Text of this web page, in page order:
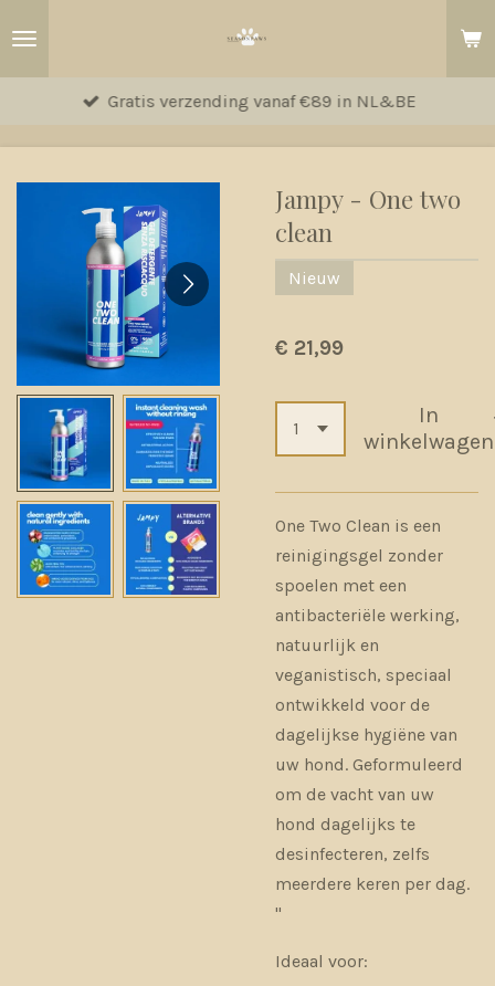
hoofdinhoud
Gratis verzending vanaf €89 in NL&BE
Jampy - One two
clean
Nieuw
€ 21,99
In
winkelwagen
One Two Clean is een
reinigingsgel zonder
spoelen met een
antibacteriële werking,
natuurlijk en
veganistisch, speciaal
ontwikkeld voor de
dagelijkse hygiëne van
uw hond. Geformuleerd
om de vacht van uw
hond dagelijks te
desinfecteren, zelfs
meerdere keren per dag.
''
Ideaal voor: